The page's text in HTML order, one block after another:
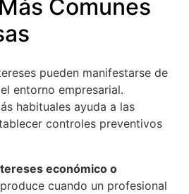
Comunes
pueden manifestarse de
entorno empresarial.
habituales ayuda a las
controles preventivos
económico o
cuando un profesional